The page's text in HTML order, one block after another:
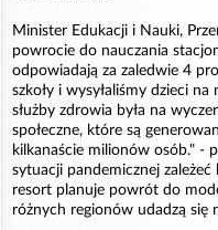
Minister Edukacji i Nauki,
powrocie do nauczania
odpowiadają za zaledwie 4
szkoły i wysyłaliśmy dzieci
służby zdrowia była na
społeczne, które są
kilkanaście milionów osób." -
sytuacji pandemicznej
resort planuje powrót do
różnych regionów udadzą się